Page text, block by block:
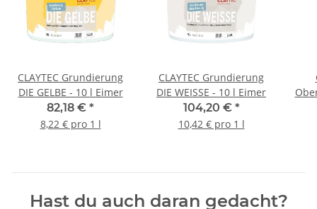
CLAYTEC Grundierung
DIE GELBE - 10 l Eimer
82,18 € *
8,22 € pro 1 l
CLAYTEC Grundierung
DIE WEISSE - 10 l Eimer
104,20 € *
10,42 € pro 1 l
Hast du auch daran gedacht?